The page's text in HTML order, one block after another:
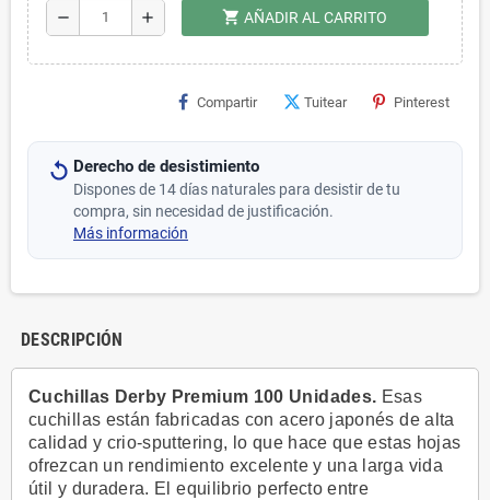
remove add shopping_cart AÑADIR AL CARRITO
Compartir Tuitear Pinterest
Derecho de desistimiento
Dispones de 14 días naturales para desistir de tu
compra, sin necesidad de justificación.
Más información
DESCRIPCIÓN
Cuchillas Derby Premium 100 Unidades. Esas
cuchillas están fabricadas con acero japonés de alta
calidad y crio-sputtering, lo que hace que estas hojas
ofrezcan un rendimiento excelente y una larga vida
útil y duradera. El equilibrio perfecto entre